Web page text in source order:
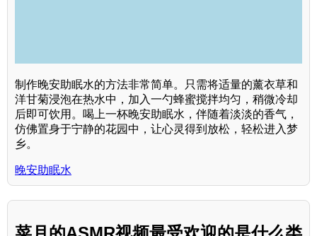
制作晚安助眠水的方法非常简单。只需将适量的薰衣草和
洋甘菊浸泡在热水中，加入一勺蜂蜜搅拌均匀，稍微冷却
后即可饮用。喝上一杯晚安助眠水，伴随着淡淡的香气，
仿佛置身于宁静的花园中，让心灵得到放松，轻松进入梦
乡。
晚安助眠水